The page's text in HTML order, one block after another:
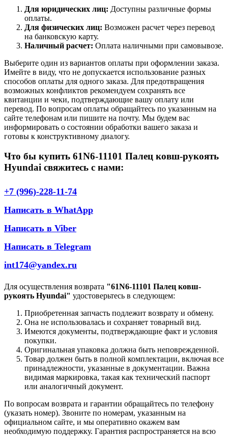
Для юридических лиц: Доступны различные формы
оплаты.
Для физических лиц: Возможен расчет через перевод
на банковскую карту.
Наличный расчет: Оплата наличными при самовывозе.
Выберите один из вариантов оплаты при оформлении заказа.
Имейте в виду, что не допускается использование разных
способов оплаты для одного заказа. Для предотвращения
возможных конфликтов рекомендуем сохранять все
квитанции и чеки, подтверждающие вашу оплату или
перевод. По вопросам оплаты обращайтесь по указанным на
сайте телефонам или пишите на почту. Мы будем вас
информировать о состоянии обработки вашего заказа и
готовы к конструктивному диалогу.
Что бы купить 61N6-11101 Палец ковш-рукоять
Hyundai свяжитесь с нами:
+7 (996)-228-11-74
Написать в WhatApp
Написать в Viber
Написать в Telegram
int174@yandex.ru
Для осуществления возврата "61N6-11101 Палец ковш-
рукоять Hyundai" удостоверьтесь в следующем:
Приобретенная запчасть подлежит возврату и обмену.
Она не использовалась и сохраняет товарный вид.
Имеются документы, подтверждающие факт и условия
покупки.
Оригинальная упаковка должна быть неповрежденной.
Товар должен быть в полной комплектации, включая все
принадлежности, указанные в документации. Важна
видимая маркировка, такая как технический паспорт
или аналогичный документ.
По вопросам возврата и гарантии обращайтесь по телефону
(указать номер). Звоните по номерам, указанным на
официальном сайте, и мы оперативно окажем вам
необходимую поддержку. Гарантия распространяется на всю